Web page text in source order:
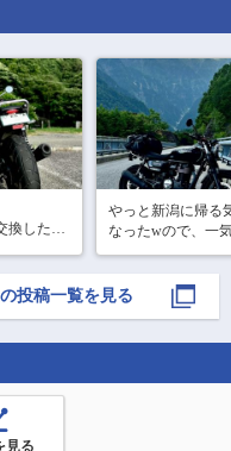
換したば
と思っ
の15w-
てリヤ
、ロン
やっと新潟に帰る
なったwので、一
本海側まで下道
320km=͟͟͞͞┌(￣∇)┘♪
往路で全くダメだ
投稿一覧を見る
見る